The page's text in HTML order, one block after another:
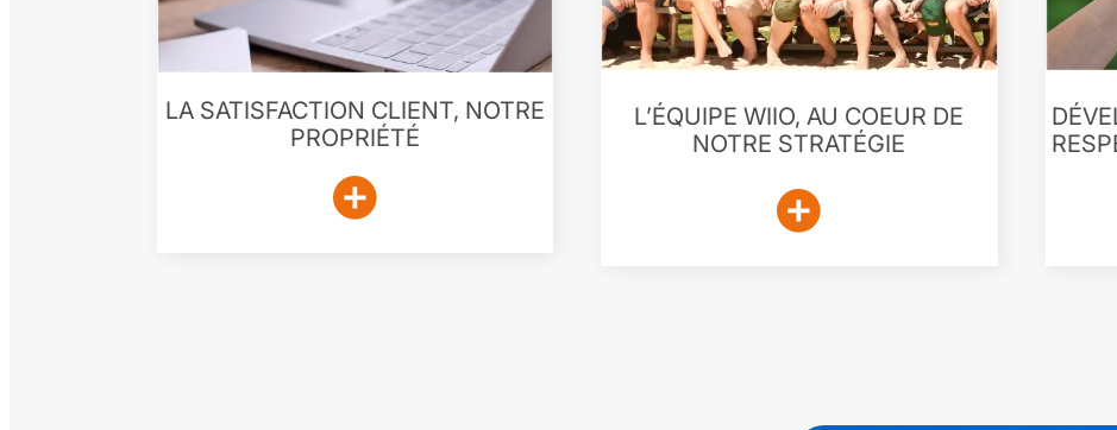
LA SATISFACTION CLIENT, NOTRE
PROPRIÉTÉ
L’ÉQUIPE WIIO, AU COEUR DE
NOTRE STRATÉGIE